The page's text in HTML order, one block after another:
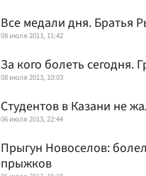
Все медали дня. Братья
08 июля 2013, 11:42
За кого болеть сегодня.
08 июля 2013, 10:03
Студентов в Казани не
06 июля 2013, 22:44
Прыгун Новоселов:
прыжков